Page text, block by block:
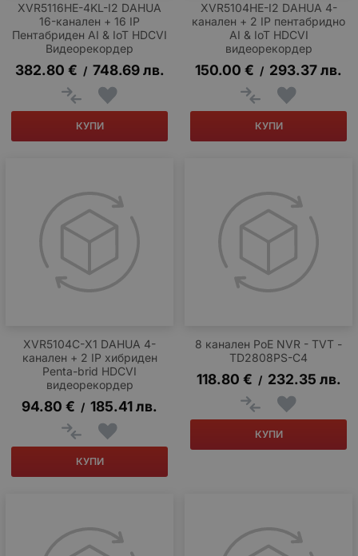
XVR5116HE-4KL-I2 DAHUA
16-канален + 16 IP
Пентабриден AI & IoT HDCVI
Видеорекордер
382.80 € / 748.69 лв.
КУПИ
XVR5104HE-I2 DAHUA 4-
канален + 2 IP пентабридно
AI & IoT HDCVI
видеорекордер
150.00 € / 293.37лв.
КУПИ
XVR5104C-X1 DAHUA 4-
канален + 2 IP хибриден
Penta-brid HDCVI
видеорекордер
94.80 € / 185.41лв.
КУПИ
8 канален PoE NVR - TVT -
TD2808PS-C4
118.80 € / 232.35 лв.
КУПИ